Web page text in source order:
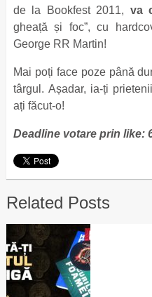
de la Bookfest 2011, va
gheață și foc”, cu
George RR Martin!
Mai poți face poze până
târgul. Așadar, ia-ți
ați făcut-o!
Deadline votare prin like:
Related Posts